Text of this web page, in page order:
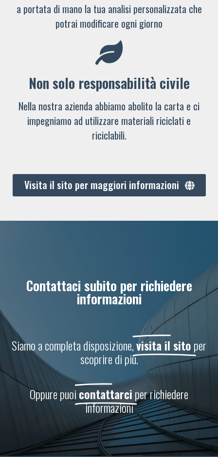
a portata di mano la tua analisi personalizzata che
potrai modificare ogni giorno
Non solo responsabilità civile
Nella nostra azienda abbiamo abolito la carta e ci
impegniamo ad utilizzare materiali riciclati e
riciclabili.
Visita il sito per maggiori informazioni
Contattaci subito per richiedere
informazioni
Siamo a completa disposizione,visita il sitoper
scoprire di più.
Oppure puoicontattarciper richiedere
informazioni